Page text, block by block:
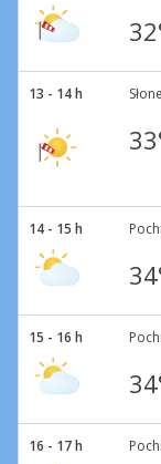
13 - 14 h
14 - 15 h
15 - 16 h
16 - 17 h